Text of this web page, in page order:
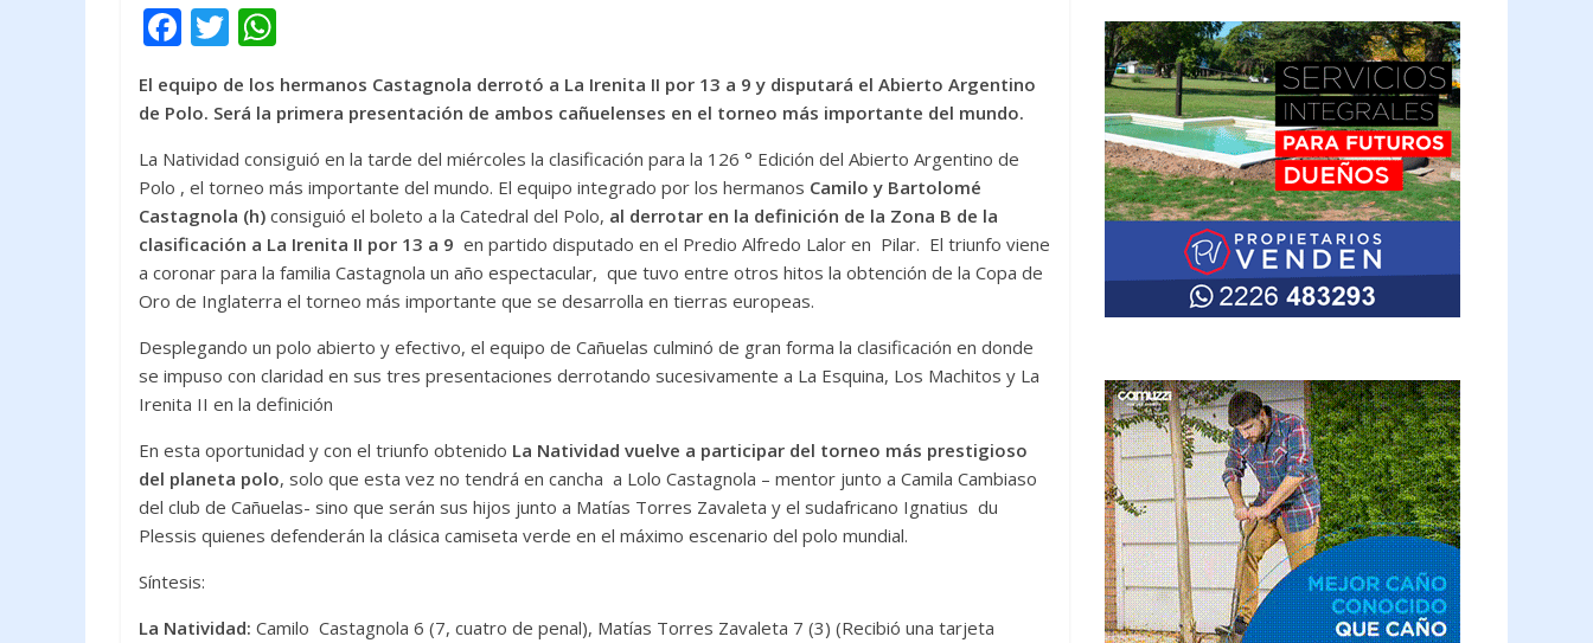
F
ac
e
b
o
o
k
T
w
itt
er
h
at
s
A
p
p
El equipo de los hermanos Castagnola derrotó a La Irenita II por 13 a 9 y disputará el Abierto Argentino
de Polo. Será la primera presentación de ambos cañuelenses en el torneo más importante del mundo.
La Natividad consiguió en la tarde del miércoles la clasificación para la 126 ° Edición del Abierto Argentino de
Polo , el torneo más importante del mundo. El equipo integrado por los hermanos Camilo y Bartolomé
Castagnola (h) consiguió el boleto a la Catedral del Polo, al derrotar en la definición de la Zona B de la
clasificación a La Irenita II por 13 a 9 en partido disputado en el Predio Alfredo Lalor en Pilar. El triunfo viene
a coronar para la familia Castagnola un año espectacular, que tuvo entre otros hitos la obtención de la Copa de
Oro de Inglaterra el torneo más importante que se desarrolla en tierras europeas.
Desplegando un polo abierto y efectivo, el equipo de Cañuelas culminó de gran forma la clasificación en donde
se impuso con claridad en sus tres presentaciones derrotando sucesivamente a La Esquina, Los Machitos y La
Irenita II en la definición
En esta oportunidad y con el triunfo obtenido La Natividad vuelve a participar del torneo más prestigioso
del planeta polo, solo que esta vez no tendrá en cancha a Lolo Castagnola – mentor junto a Camila Cambiaso
del club de Cañuelas- sino que serán sus hijos junto a Matías Torres Zavaleta y el sudafricano Ignatius du
Plessis quienes defenderán la clásica camiseta verde en el máximo escenario del polo mundial.
Síntesis:
La Natividad: Camilo Castagnola 6 (7, cuatro de penal), Matías Torres Zavaleta 7 (3) (Recibió una tarjeta